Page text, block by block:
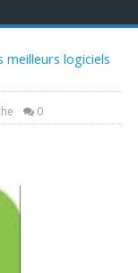
meilleurs logiciels
0